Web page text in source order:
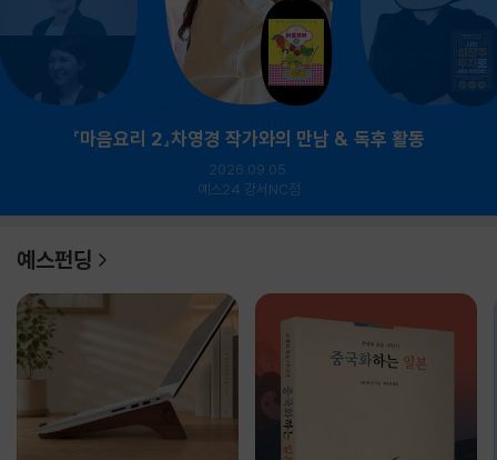
『마음요리 2』차영경 작가와의 만남 & 독후 활동
2026.09.05.
예스24 강서NC점
예스펀딩